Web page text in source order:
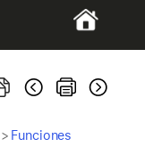
> Funciones